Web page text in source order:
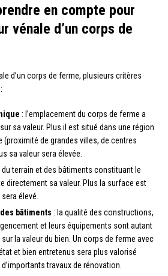
en compte pour
vénale d’un corps de
d’un corps de ferme, plusieurs critères
: l’emplacement du corps de ferme a
sa valeur. Plus il est situé dans une région
(proximité de grandes villes, de centres
sa valeur sera élevée.
du terrain et des bâtiments constituant le
directement sa valeur. Plus la surface est
élevé.
bâtiments : la qualité des constructions,
et leurs équipements sont autant
la valeur du bien. Un corps de ferme avec
et bien entretenus sera plus valorisé
travaux de rénovation.